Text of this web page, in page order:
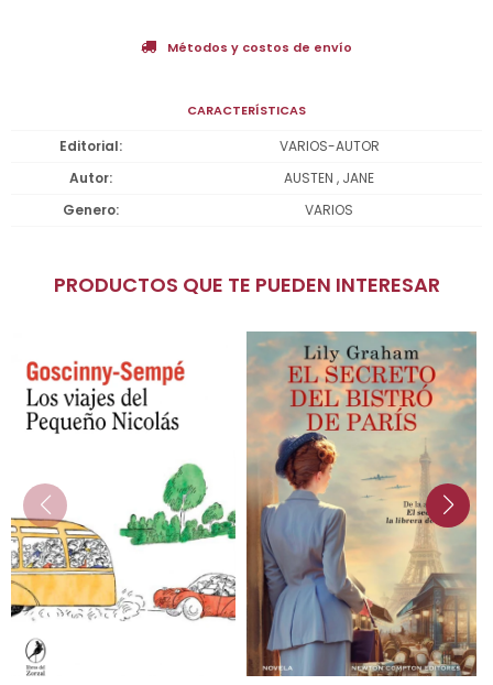
Métodos y costos de envío
CARACTERÍSTICAS
Editorial
VARIOS-AUTOR
Autor
AUSTEN , JANE
Genero
VARIOS
PRODUCTOS QUE TE PUEDEN INTERESAR